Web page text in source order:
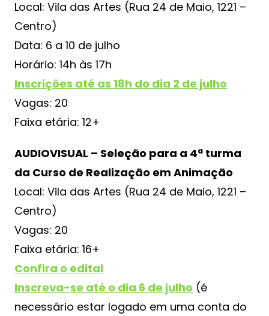
Local: Vila das Artes (Rua 24 de Maio, 1221 –
Centro)
Data: 6 a 10 de julho
Horário: 14h às 17h
Inscrições até as 18h do dia 2 de julho
Vagas: 20
Faixa etária: 12+
AUDIOVISUAL – Seleção para a 4ª turma
da Curso de Realização em Animação
Local: Vila das Artes (Rua 24 de Maio, 1221 –
Centro)
Vagas: 20
Faixa etária: 16+
Confira o edital
Inscreva-se até o dia 6 de julho (é
necessário estar logado em uma conta do